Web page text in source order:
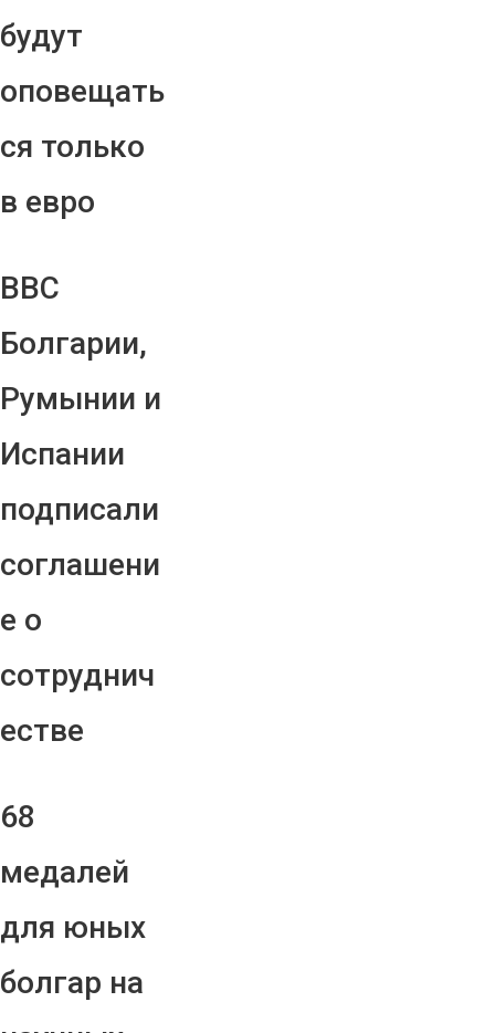
будут
оповещать
ся только
в евро
ВВС
Болгарии,
Румынии и
Испании
подписали
соглашени
е о
сотруднич
естве
68
медалей
для юных
болгар на